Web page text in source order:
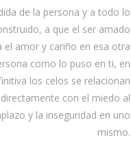
de la persona y a todo lo
a que el ser amado
el amor y cariño en esa otra
como lo puso en ti, en
los celos se relacionan
directamente con el miedo al
y la inseguridad en uno
mismo.